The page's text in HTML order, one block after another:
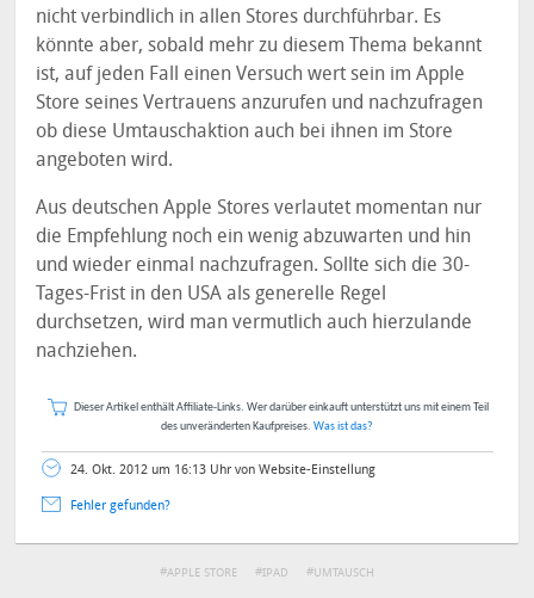
nicht verbindlich in allen Stores durchführbar. Es
könnte aber, sobald mehr zu diesem Thema bekannt
ist, auf jeden Fall einen Versuch wert sein im Apple
Store seines Vertrauens anzurufen und nachzufragen
ob diese Umtauschaktion auch bei ihnen im Store
angeboten wird.
Aus deutschen Apple Stores verlautet momentan nur
die Empfehlung noch ein wenig abzuwarten und hin
und wieder einmal nachzufragen. Sollte sich die 30-
Tages-Frist in den USA als generelle Regel
durchsetzen, wird man vermutlich auch hierzulande
nachziehen.
Dieser Artikel enthält Affiliate-Links. Wer darüber einkauft unterstützt uns mit einem Teil
des unveränderten Kaufpreises. Was ist das?
24. Okt. 2012 um 16:13 Uhr von Website-Einstellung
Fehler gefunden?
APPLE STORE IPAD UMTAUSCH